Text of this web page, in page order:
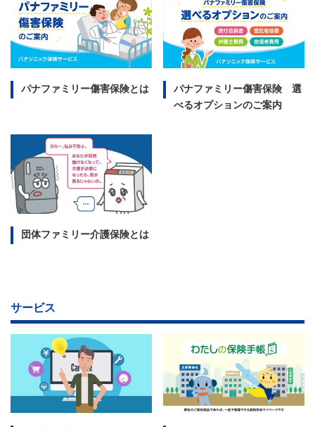
パナファミリー傷害保険とは
パナファミリー傷害保険 選
べるオプションのご案内
団体ファミリー介護保険とは
サービス